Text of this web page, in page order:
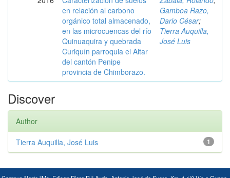
en relación al carbono
orgánico total almacenado,
en las microcuencas del río
Quinuaquira y quebrada
Curiquín parroquia el Altar
del cantón Penipe
provincia de Chimborazo.
Gamboa Razo,
Dario César;
Tierra Auquilla,
José Luis
Discover
Author
1
Tierra Auquilla, José Luis